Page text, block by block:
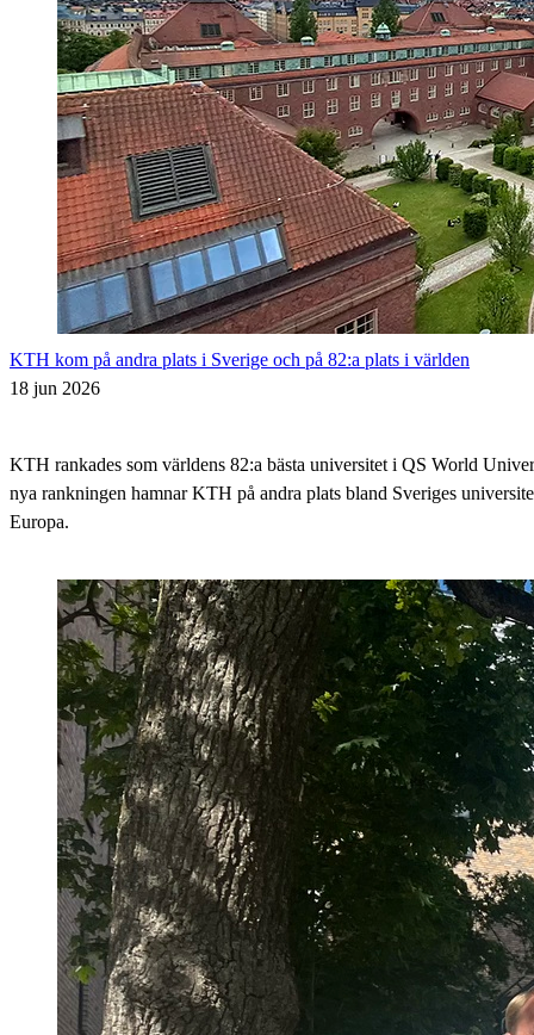
KTH kom på andra plats i Sverige och på 82:a plats i världen
18 jun 2026
KTH rankades som världens 82:a bästa universitet i QS World
nya rankningen hamnar KTH på andra plats bland Sveriges
Europa.